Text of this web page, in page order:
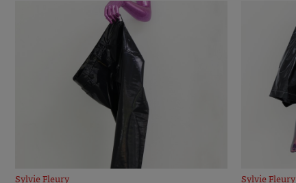
Sylvie Fleury Sylvie Fleury